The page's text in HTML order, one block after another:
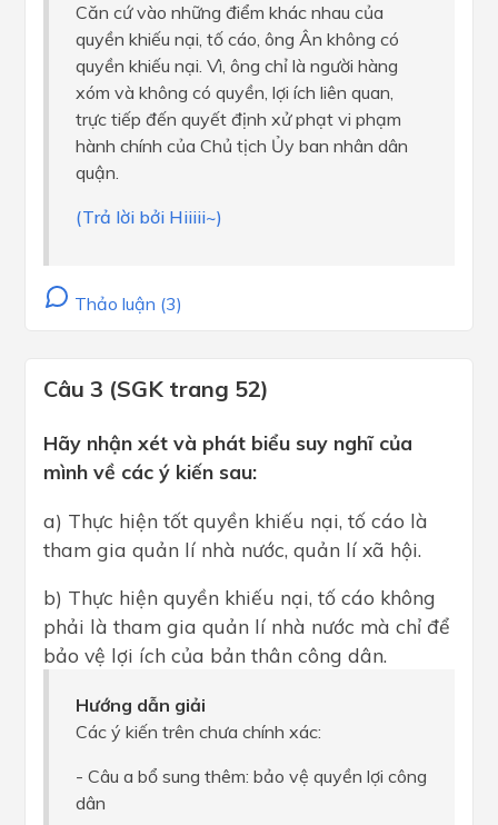
Căn cứ vào những điểm khác nhau của
quyền khiếu nại, tố cáo, ông Ân không có
quyền khiếu nại. Vì, ông chỉ là người hàng
xóm và không có quyền, lợi ích liên quan,
trực tiếp đến quyết định xử phạt vi phạm
hành chính của Chủ tịch Ủy ban nhân dân
quận.
(Trả lời bởi Hiiiii~)
Thảo luận (3)
Câu 3 (SGK trang 52)
Hãy nhận xét và phát biểu suy nghĩ của
mình về các ý kiến sau:
a) Thực hiện tốt quyền khiếu nại, tố cáo là
tham gia quản lí nhà nước, quản lí xã hội.
b) Thực hiện quyền khiếu nại, tố cáo không
phải là tham gia quản lí nhà nước mà chỉ để
bảo vệ lợi ích của bản thân công dân.
Hướng dẫn giải
Các ý kiến trên chưa chính xác:
- Câu a bổ sung thêm: bảo vệ quyền lợi công
dân